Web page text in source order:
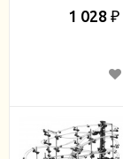
1 028 ₽